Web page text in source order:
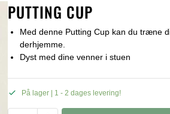
PUTTING CUP
Med denne Putting Cup kan du træne
derhjemme.
Dyst med dine venner i stuen
På lager | 1 - 2 dages levering!